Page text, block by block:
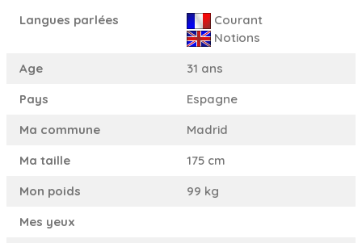
Langues parlées
Courant
Notions
Age
31 ans
Pays
Espagne
Ma commune
Madrid
Ma taille
175 cm
Mon poids
99 kg
Mes yeux